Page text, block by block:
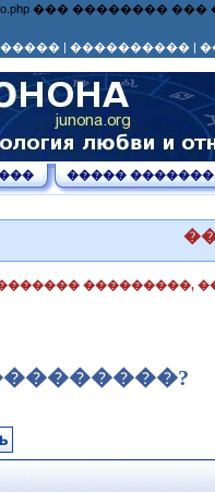
���
| ���������� |
����� �������
���������,